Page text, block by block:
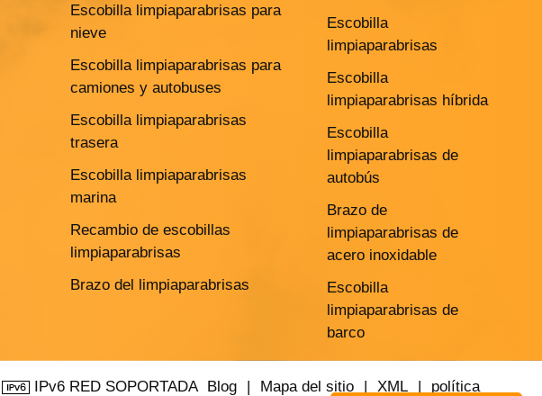
Escobilla limpiaparabrisas para
nieve
Escobilla limpiaparabrisas para
camiones y autobuses
Escobilla limpiaparabrisas
trasera
Escobilla limpiaparabrisas
marina
Recambio de escobillas
limpiaparabrisas
Brazo del limpiaparabrisas
Escobilla
limpiaparabrisas
Escobilla
limpiaparabrisas híbrida
Escobilla
limpiaparabrisas de
autobús
Brazo de
limpiaparabrisas de
acero inoxidable
Escobilla
limpiaparabrisas de
barco
IPv6 RED SOPORTADA Blog | Mapa del sitio | XML | política